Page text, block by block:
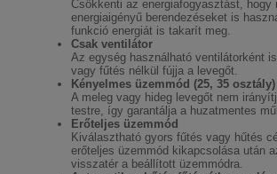
Csökkenti az energiafogyasztást, hogy
energiaigényű berendezéseket is
funkció energiát is takarít meg.
Csak ventilátor
Az egység használható ventilátorként
vagy fűtés nélkül fújja a levegőt.
Kényelmes üzemmód (25, 35 osztály)
A meleg vagy hideg levegőt nem
testre, így garantálja a huzatmentes
Erőteljes üzemmód
Kiválasztható gyors fűtés vagy hűtés
erőteljes üzemmód kikapcsolása után
visszatér a beállított üzemmódra.